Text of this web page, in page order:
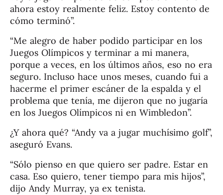
ahora estoy realmente feliz. Estoy contento de
cómo terminó”.
“Me alegro de haber podido participar en los
Juegos Olímpicos y terminar a mi manera,
porque a veces, en los últimos años, eso no era
seguro. Incluso hace unos meses, cuando fui a
hacerme el primer escáner de la espalda y el
problema que tenía, me dijeron que no jugaría
en los Juegos Olímpicos ni en Wimbledon”.
¿Y ahora qué? “Andy va a jugar muchísimo golf”,
aseguró Evans.
“Sólo pienso en que quiero ser padre. Estar en
casa. Eso quiero, tener tiempo para mis hijos”,
dijo Andy Murray, ya ex tenista.